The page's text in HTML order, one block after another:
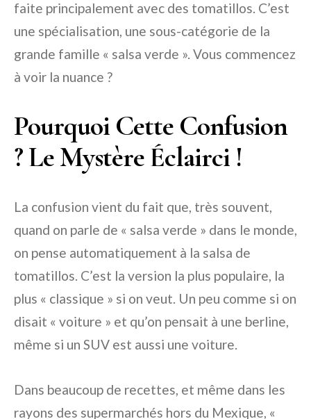
faite principalement avec des tomatillos. C’est
une spécialisation, une sous-catégorie de la
grande famille « salsa verde ». Vous commencez
à voir la nuance ?
Pourquoi Cette Confusion
? Le Mystère Éclairci !
La confusion vient du fait que, très souvent,
quand on parle de « salsa verde » dans le monde,
on pense automatiquement à la salsa de
tomatillos. C’est la version la plus populaire, la
plus « classique » si on veut. Un peu comme si on
disait « voiture » et qu’on pensait à une berline,
même si un SUV est aussi une voiture.
Dans beaucoup de recettes, et même dans les
rayons des supermarchés hors du Mexique, «